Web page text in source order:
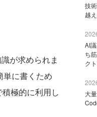
が求められま
単に書くため
極的に利用し
技
越
AI
ち
ク
大